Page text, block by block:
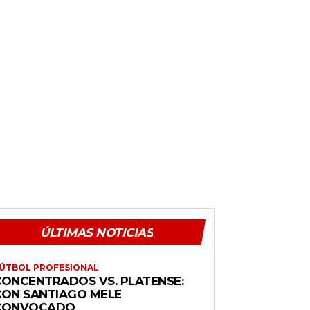
ÚLTIMAS NOTICIAS
PROFESIONAL
VS. PLATENSE:
SANTIAGO MELE